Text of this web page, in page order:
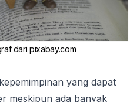
dari pixabay.com
yang dapat
meskipun ada banyak